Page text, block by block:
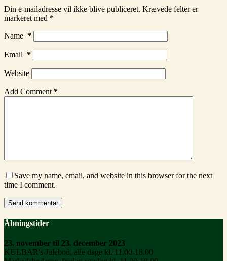
Din e-mailadresse vil ikke blive publiceret. Krævede felter er
markeret med *
Name *
Email *
Website
Add Comment *
Save my name, email, and website in this browser for the next
time I comment.
Send kommentar
Åbningstider
23. november til 23. december 2023
KULBAR's Julebod, alle dage kl. 11.00-18.00